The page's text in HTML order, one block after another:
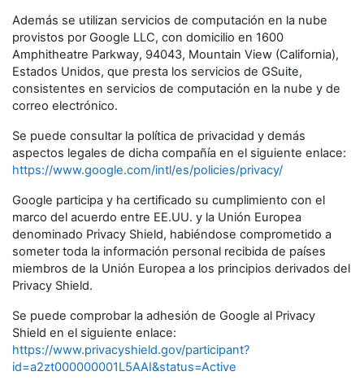
Además se utilizan servicios de computación en la nube
provistos por Google LLC, con domicilio en 1600
Amphitheatre Parkway, 94043, Mountain View (California),
Estados Unidos, que presta los servicios de GSuite,
consistentes en servicios de computación en la nube y de
correo electrónico.
Se puede consultar la política de privacidad y demás
aspectos legales de dicha compañía en el siguiente enlace:
https://www.google.com/intl/es/policies/privacy/
Google participa y ha certificado su cumplimiento con el
marco del acuerdo entre EE.UU. y la Unión Europea
denominado Privacy Shield, habiéndose comprometido a
someter toda la información personal recibida de países
miembros de la Unión Europea a los principios derivados del
Privacy Shield.
Se puede comprobar la adhesión de Google al Privacy
Shield en el siguiente enlace:
https://www.privacyshield.gov/participant?
id=a2zt000000001L5AAI&status=Active